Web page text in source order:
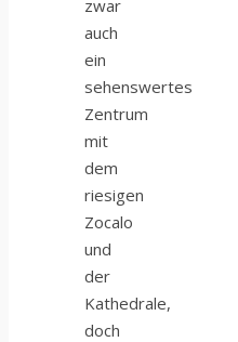
zwar
auch
ein
sehenswertes
Zentrum
mit
dem
riesigen
Zocalo
und
der
Kathedrale,
doch